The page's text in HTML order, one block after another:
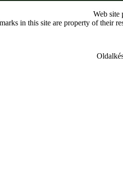
Web site
in this site are property of their